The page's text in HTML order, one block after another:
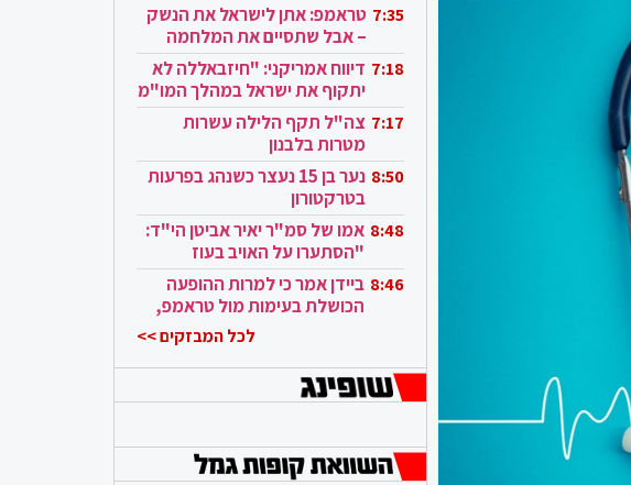
7:35 טראמפ: אתן לישראל את הנשק
– אבל שתסיים את המלחמה
בעזה 7:18 דיווח אמריקני: "חיזבאללה לא
יתקוף את ישראל במהלך המו"מ
בקטאר" 7:17 צה"ל תקף הלילה עשרות
מטרות בלבנון
8:50
נער בן 15 נעצר כשנהג בפרעות
בטרקטורון
8:48 אמו של סמ"ר יאיר אביטן הי"ד:
"הסתערו על האויב בעוז
ובגבורה" 8:46 ביידן אמר כי למרות ההופעה
הכושלת בעימות מול טראמפ,
לכל המבזקים >>